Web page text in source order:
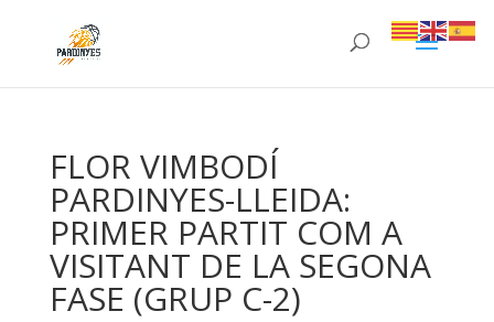
FLOR VIMBODÍ
PARDINYES-LLEIDA:
PRIMER PARTIT COM A
VISITANT DE LA SEGONA
FASE (GRUP C-2)